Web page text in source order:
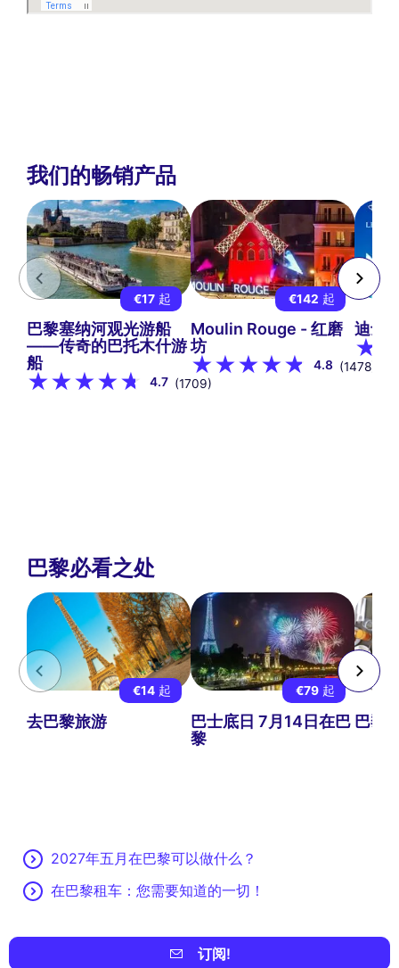
我们的畅销产品
€17 起
巴黎塞纳河观光游船
——传奇的巴托木什游
船
4.7 (1709)
€142 起
Moulin Rouge - 红磨
坊
4.8 (1478)
迪士
巴黎必看之处
€14 起
去巴黎旅游
€79 起
巴士底日 7月14日在巴
黎
巴黎
2027年五月在巴黎可以做什么？
在巴黎租车：您需要知道的一切！
订阅!